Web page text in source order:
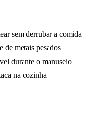
sem derrubar a comida
de metais pesados
durante o manuseio
na cozinha